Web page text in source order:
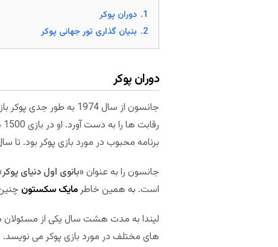
1. دوران پوکر
2. بنیان گذاری تور جهانی پوکر
دوران پوکر
برنامه محبوب در مورد بازی پوکر بود. تا سال 2010، مجموع پولی که او از راه شرکت در تورنمنت های پوکر به دست آورد برابر با 300 هزار
جانسون را به عنوان «بانوی اول دنیای پوکر
است. به همین خاطرمایک سکستون
های مختلف در مورد بازی پوکر می نویسد.